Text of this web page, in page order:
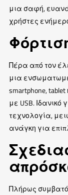
μια σαφή,
χρήστες
Πέρα από τον
μια
smartphone,
με USB.
τεχνολογία,
ανάγκη για
Πλήρως συμβατό